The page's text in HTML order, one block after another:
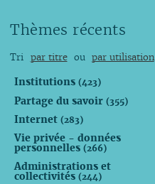
Thèmes récents
Tri par titre ou par utilisation
Institutions (423)
Partage du savoir (355)
Internet (283)
Vie privée - données
personnelles (266)
Administrations et
collectivités (244)